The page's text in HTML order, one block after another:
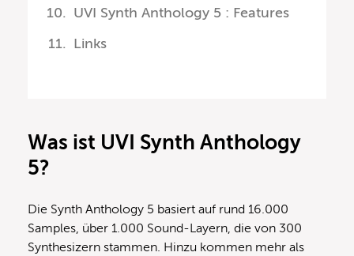
UVI Synth Anthology 5 : Features
Links
Was ist UVI Synth Anthology
5?
Die Synth Anthology 5 basiert auf rund 16.000
Samples, über 1.000 Sound-Layern, die von 300
Synthesizern stammen. Hinzu kommen mehr als